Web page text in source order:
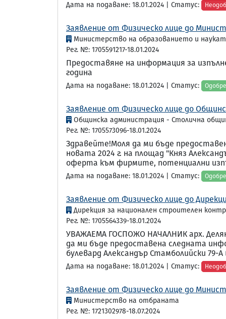
Дата на подаване: 18.01.2024 | Статус:
Заявление от Физическо лице до
Министерство на образованието и
Рег. №: 1705591217-18.01.2024
Предоставяне на информация за
година
Дата на подаване: 18.01.2024 | Статус:
Заявление от Физическо лице до
Общинска администрация - Столична
Рег. №: 1705573096-18.01.2024
Здравейте!Моля да ми бъде
новата 2024 г. на площад "Княз
оферта към фирмите, потенциални
Дата на подаване: 18.01.2024 | Статус:
Заявление от Физическо лице до
Дирекция за национален строителен
Рег. №: 1705564339-18.01.2024
УВАЖАЕМА ГОСПОЖО НАЧАЛНИК арх.
да ми бъде предоставена следната
булевард Александър Стамболийски 79-А
Дата на подаване: 18.01.2024 | Статус:
Заявление от Физическо лице до
Министерство на отбраната
Рег. №: 1721302978-18.07.2024